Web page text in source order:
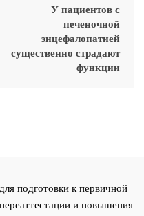
У пациентов с
печеночной
энцефалопатией
существенно страдают
функции
подготовки к первичной
и повышения